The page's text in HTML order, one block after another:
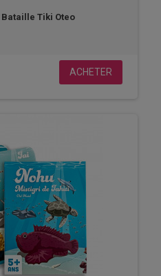
Tiki Oteo
ACHETER